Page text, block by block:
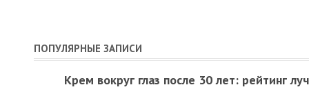
ПОПУЛЯРНЫЕ ЗАПИСИ
Крем вокруг глаз после 30 лет: рейтинг